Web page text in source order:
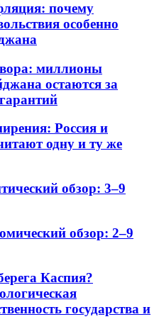
почему
особенно
миллионы
остаются за
Россия и
одну и ту же
обзор: 3–9
обзор: 2–9
Каспия?
государства и